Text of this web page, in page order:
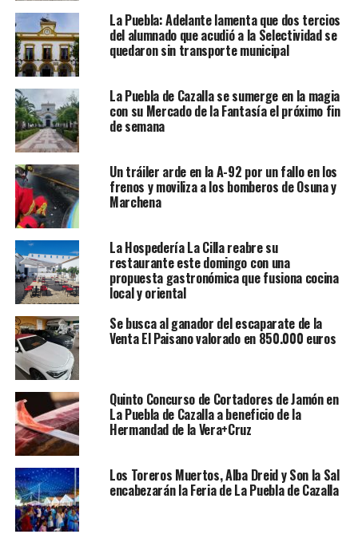
La Puebla: Adelante lamenta que dos tercios
del alumnado que acudió a la Selectividad se
quedaron sin transporte municipal
La Puebla de Cazalla se sumerge en la magia
con su Mercado de la Fantasía el próximo fin
de semana
Un tráiler arde en la A-92 por un fallo en los
frenos y moviliza a los bomberos de Osuna y
Marchena
La Hospedería La Cilla reabre su
restaurante este domingo con una
propuesta gastronómica que fusiona cocina
local y oriental
Se busca al ganador del escaparate de la
Venta El Paisano valorado en 850.000 euros
Quinto Concurso de Cortadores de Jamón en
La Puebla de Cazalla a beneficio de la
Hermandad de la Vera+Cruz
Los Toreros Muertos, Alba Dreid y Son la Sal
encabezarán la Feria de La Puebla de Cazalla